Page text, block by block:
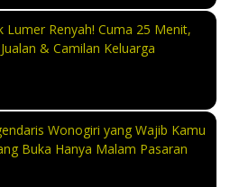
Lumer Renyah! Cuma 25 Menit,
& Camilan Keluarga
Wonogiri yang Wajib Kamu
Buka Hanya Malam Pasaran